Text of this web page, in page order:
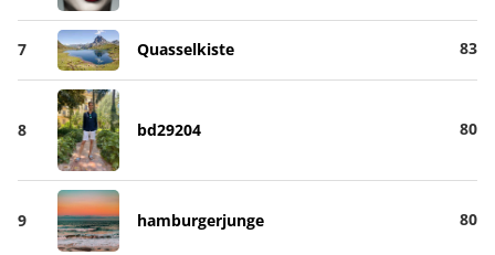
7 Quasselkiste 83
8 bd29204 80
9 hamburgerjunge 80